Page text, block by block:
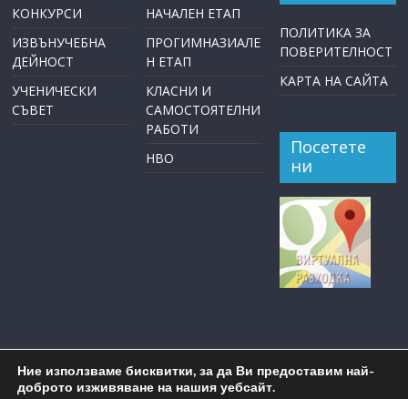
КОНКУРСИ
ИЗВЪНУЧЕБНА
ДЕЙНОСТ
УЧЕНИЧЕСКИ
СЪВЕТ
НАЧАЛЕН ЕТАП
ПРОГИМНАЗИАЛЕ
Н ЕТАП
КЛАСНИ И
САМОСТОЯТЕЛНИ
РАБОТИ
НВО
ПОЛИТИКА ЗА
ПОВЕРИТЕЛНОСТ
КАРТА НА САЙТА
Посетете
ни
Ние използваме бисквитки, за да Ви предоставим най-
доброто изживяване на нашия уебсайт.